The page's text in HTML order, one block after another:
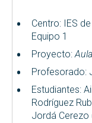
Centro: IES
Equipo 1
Proyecto:
Profesorado:
Estudiantes:
Rodríguez
Jordá Cerezo